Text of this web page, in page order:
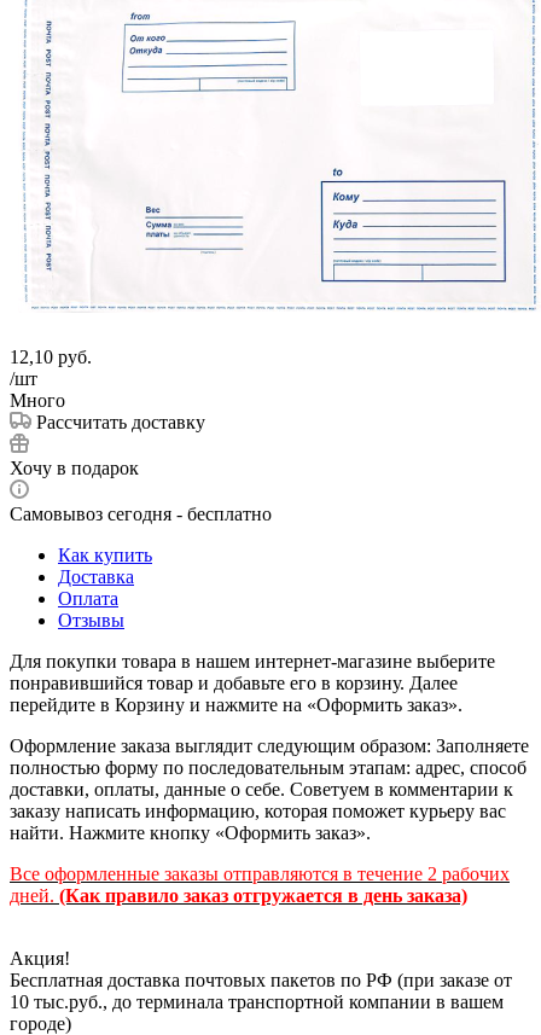
12,10 руб.
/шт
Много
Рассчитать доставку
Хочу в подарок
Самовывоз сегодня - бесплатно
Как купить
Доставка
Оплата
Отзывы
Для покупки товара в нашем интернет-магазине выберите
понравившийся товар и добавьте его в корзину. Далее
перейдите в Корзину и нажмите на «Оформить заказ».
Оформление заказа выглядит следующим образом: Заполняете
полностью форму по последовательным этапам: адрес, способ
доставки, оплаты, данные о себе. Советуем в комментарии к
заказу написать информацию, которая поможет курьеру вас
найти. Нажмите кнопку «Оформить заказ».
Все оформленные заказы отправляются в течение 2 рабочих
дней. (Как правило заказ отгружается в день заказа)
Акция!
Бесплатная доставка почтовых пакетов по РФ (при заказе от
10 тыс.руб., до терминала транспортной компании в вашем
городе)